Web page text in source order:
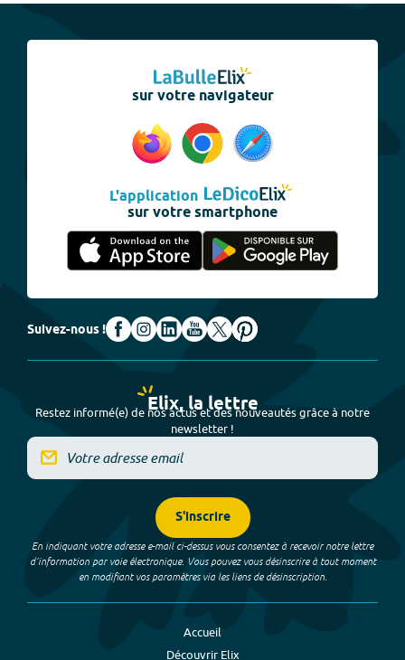
sur votre navigateur
L'application
sur votre smartphone
Suivez-nous !
Elix, la lettre
Restez informé(e) de nos actus et des nouveautés grâce à notre
newsletter !
S'inscrire
En indiquant votre adresse e-mail ci-dessus vous consentez à recevoir notre lettre
d’information par voie électronique. Vous pouvez vous désinscrire à tout moment
en modifiant vos paramètres via les liens de désinscription.
Accueil
Découvrir Elix